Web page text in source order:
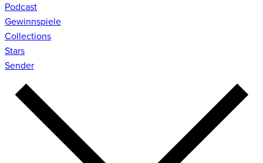
Podcast
Gewinnspiele
Collections
Stars
Sender